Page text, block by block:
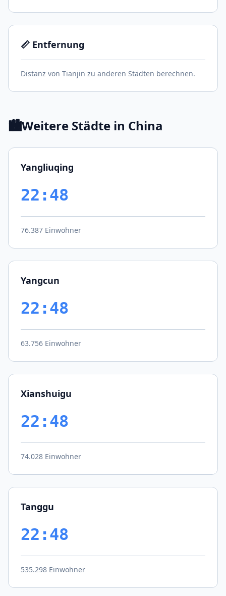
📏 Entfernung
Distanz von Tianjin zu anderen Städten berechnen.
🏙️Weitere Städte in China
Yangliuqing
22:48
76.387 Einwohner
Yangcun
22:48
63.756 Einwohner
Xianshuigu
22:48
74.028 Einwohner
Tanggu
22:48
535.298 Einwohner